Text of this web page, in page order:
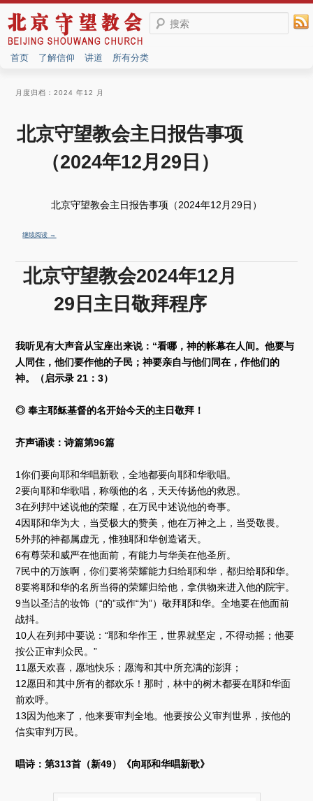
搜索
首页 了解信仰 讲道 所有分类
月度归档：2024 年12 月
北京守望教会主日报告事项
（2024年12月29日）
北京守望教会主日报告事项（2024年12月29日）
继续阅读 →
北京守望教会2024年12月
29日主日敬拜程序
我听见有大声音从宝座出来说：“看哪，神的帐幕在人间。他要与
人同住，他们要作他的子民；神要亲自与他们同在，作他们的
神。（启示录 21：3）
◎ 奉主耶稣基督的名开始今天的主日敬拜！
齐声诵读：诗篇第96篇
1你们要向耶和华唱新歌，全地都要向耶和华歌唱。
2要向耶和华歌唱，称颂他的名，天天传扬他的救恩。
3在列邦中述说他的荣耀，在万民中述说他的奇事。
4因耶和华为大，当受极大的赞美，他在万神之上，当受敬畏。
5外邦的神都属虚无，惟独耶和华创造诸天。
6有尊荣和威严在他面前，有能力与华美在他圣所。
7民中的万族啊，你们要将荣耀能力归给耶和华，都归给耶和华。
8要将耶和华的名所当得的荣耀归给他，拿供物来进入他的院宇。
9当以圣洁的妆饰（“的”或作“为”）敬拜耶和华。全地要在他面前
战抖。
10人在列邦中要说：“耶和华作王，世界就坚定，不得动摇；他要
按公正审判众民。”
11愿天欢喜，愿地快乐；愿海和其中所充满的澎湃；
12愿田和其中所有的都欢乐！那时，林中的树木都要在耶和华面
前欢呼。
13因为他来了，他来要审判全地。他要按公义审判世界，按他的
信实审判万民。
唱诗：第313首（新49）《向耶和华唱新歌》